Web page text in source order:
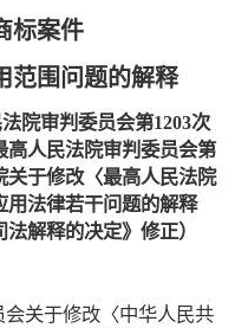
标案件
范围问题的解释
院审判委员会第1203次
高人民法院审判委员会第
关于修改〈最高人民法院
用法律若干问题的解释
解释的决定》修正）
会关于修改〈中华人民共